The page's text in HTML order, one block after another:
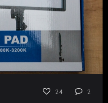
24 2